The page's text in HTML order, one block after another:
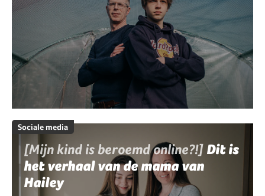
Sociale media
[Mijn kind is beroemd online?!] Dit is
het verhaal van de mama van
Hailey